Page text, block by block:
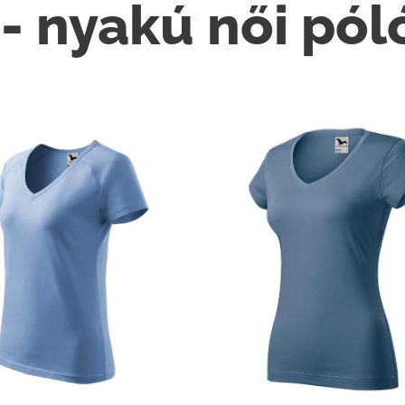
nyakú női